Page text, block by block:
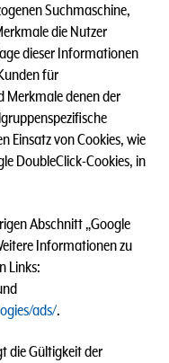
Suchmaschine,
die Nutzer
dieser Informationen
für
Merkmale denen der
Einsatz von Cookies, wie
DoubleClick-Cookies, in
Abschnitt „Google
Informationen zu
Links:
ads/.
die Gültigkeit der